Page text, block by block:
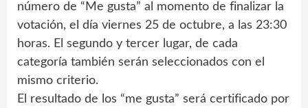
número de “Me gusta” al momento de finalizar la
votación, el día viernes 25 de octubre, a las 23:30
horas. El segundo y tercer lugar, de cada
categoría también serán seleccionados con el
mismo criterio.
El resultado de los “me gusta” será certificado por